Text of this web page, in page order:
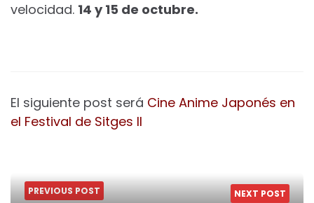
velocidad. 14 y 15 de octubre.
El siguiente post será Cine Anime Japonés en
el Festival de Sitges II
PREVIOUS POST NEXT POST